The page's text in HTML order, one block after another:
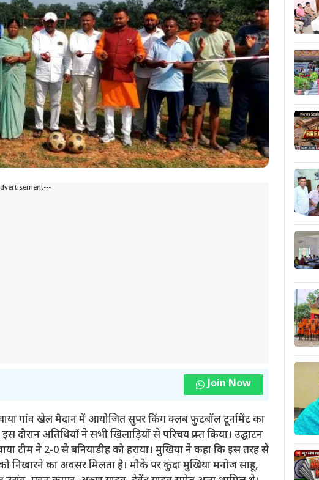
Join Now
गांव खेल मैदान में आयोजित सुपर किंग क्लब फुटबॉल टूर्नामेंट का
अतिथियों ने सभी खिलाड़ियों से परिचय प्राप्त किया। उद्घाटन
टीम ने 2-0 से बनियाडीह को हराया। मुखिया ने कहा कि इस तरह से
निखारने का अवसर मिलता है। मौके पर कुंदा मुखिया मनोज साहू,